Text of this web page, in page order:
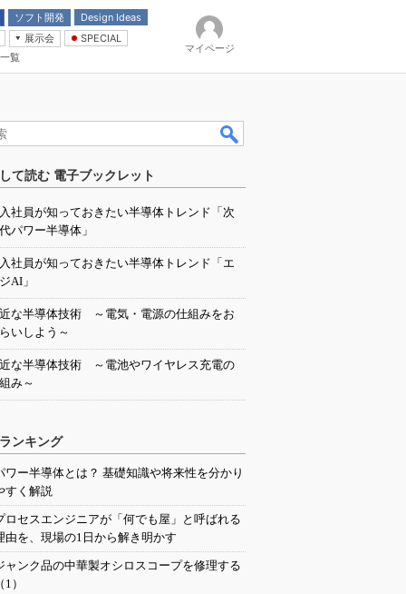
ソフト開発 Design Ideas
展示会 SPECIAL
覧
マイページ
て読む 電子ブックレット
社員が知っておきたい半導体トレンド「次
パワー半導体」
社員が知っておきたい半導体トレンド「エ
AI」
な半導体技術 ～電気・電源の仕組みをお
いしよう～
な半導体技術 ～電池やワイヤレス充電の
み～
ンキング
ワー半導体とは？ 基礎知識や将来性を分かり
すく解説
ロセスエンジニアが「何でも屋」と呼ばれる
由を、現場の1日から解き明かす
ャンク品の中華製オシロスコープを修理する
1）